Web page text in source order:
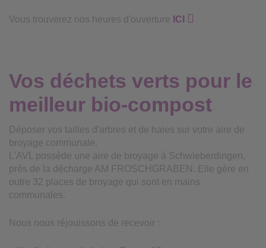
Vous trouverez nos heures d'ouverture ICI
Vos déchets verts pour le
meilleur bio-compost
Déposer vos tailles d'arbres et de haies sur votre aire de
broyage communale.
L'AVL possède une aire de broyage à Schwieberdingen,
près de la décharge AM FROSCHGRABEN. Elle gère en
outre 32 places de broyage qui sont en mains
communales.
Nous nous réjouissons de recevoir :